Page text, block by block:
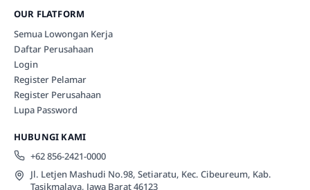
OUR FLATFORM
Semua Lowongan Kerja
Daftar Perusahaan
Login
Register Pelamar
Register Perusahaan
Lupa Password
HUBUNGI KAMI
+62 856-2421-0000
Jl. Letjen Mashudi No.98, Setiaratu, Kec. Cibeureum, Kab.
Tasikmalaya, Jawa Barat 46123